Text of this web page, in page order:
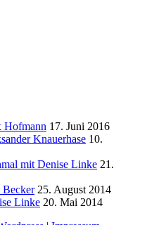
Hofmann 17. Juni 2016
Knauerhase 10.
mit Denise Linke 21.
Becker 25. August 2014
Linke 20. Mai 2014